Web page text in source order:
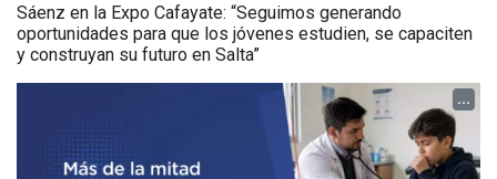
Sáenz en la Expo Cafayate: “Seguimos generando
oportunidades para que los jóvenes estudien, se capaciten
y construyan su futuro en Salta”
...